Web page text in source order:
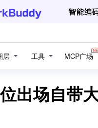
层 工具 MCP广场
出场自带